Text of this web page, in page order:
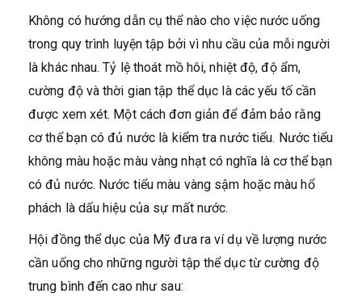
Không có hướng dẫn cụ thể nào cho việc nước uống
trong quy trình luyện tập bởi vì nhu cầu của mỗi người
là khác nhau. Tỷ lệ thoát mồ hôi, nhiệt độ, độ ẩm,
cường độ và thời gian tập thể dục là các yếu tố cần
được xem xét. Một cách đơn giản để đảm bảo rằng
cơ thể bạn có đủ nước là kiểm tra nước tiểu. Nước tiểu
không màu hoặc màu vàng nhạt có nghĩa là cơ thể bạn
có đủ nước. Nước tiểu màu vàng sậm hoặc màu hổ
phách là dấu hiệu của sự mất nước.
Hội đồng thể dục của Mỹ đưa ra ví dụ về lượng nước
cần uống cho những người tập thể dục từ cường độ
trung bình đến cao như sau: